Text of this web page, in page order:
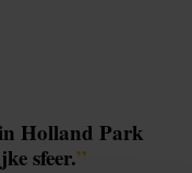
Holland Park
sfeer.”